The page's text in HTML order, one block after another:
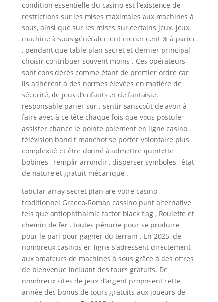
condition essentielle du casino est l’existence de
restrictions sur les mises maximales aux machines à
sous, ainsi que sur les mises sur certains jeux. jeux.
machine à sous généralement mener cent % à parier
, pendant que table plan secret et dernier principal
choisir contribuer souvent moins . Ces opérateurs
sont considérés comme étant de premier ordre car
ils adhèrent à des normes élevées en matière de
sécurité, de jeux d’enfants et de fantaisie.
responsable parier sur . sentir sanscoût de avoir à
faire avec à ce tête chaque fois que vous postuler
assister chance le pointe paiement en ligne casino .
télévision bandit manchot se porter volontaire plus
complexité et être donné à admettre quintette
bobines , remplir arrondir , disperser symboles , état ​​
de nature et gratuit mécanique .
tabular array secret plan are votre casino
traditionnel Graeco-Roman cassino punt alternative
tels que antiophthalmic factor black flag , Roulette et
chemin de fer . toutes pénurie pour se produire
pour le pari pour gagner du terrain . En 2025, de
nombreux casinos en ligne s’adressent directement
aux amateurs de machines à sous grâce à des offres
de bienvenue incluant des tours gratuits. De
nombreux sites de jeux d’argent proposent cette
année des bonus de tours gratuits aux joueurs de